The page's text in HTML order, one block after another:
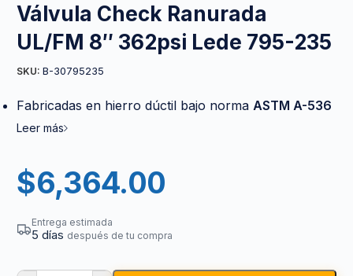
Válvula Check Ranurada
UL/FM 8″ 362psi Lede 795-235
SKU: B-30795235
Fabricadas en hierro dúctil bajo norma ASTM A-536
Leer más
$6,364.00
Entrega estimada
5 días después de tu compra